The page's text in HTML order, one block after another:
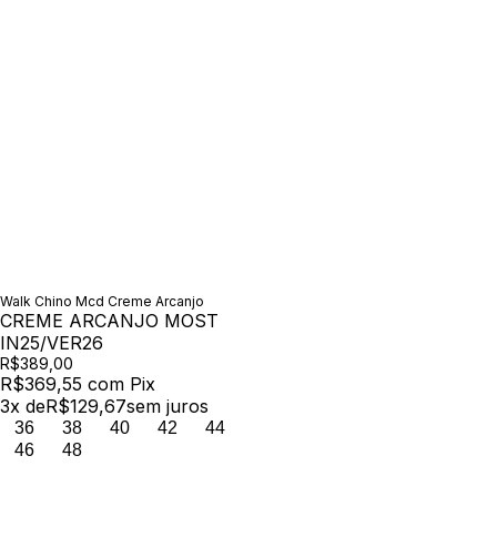
Walk Chino Mcd Creme Arcanjo
CREME ARCANJO MOST
IN25/VER26
R$389,00
R$369,55 com Pix
3x deR$129,67sem juros
36 38 40 42
44
46
48